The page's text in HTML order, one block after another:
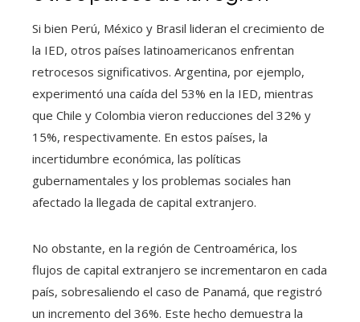
Si bien Perú, México y Brasil lideran el crecimiento de
la IED, otros países latinoamericanos enfrentan
retrocesos significativos. Argentina, por ejemplo,
experimentó una caída del 53% en la IED, mientras
que Chile y Colombia vieron reducciones del 32% y
15%, respectivamente. En estos países, la
incertidumbre económica, las políticas
gubernamentales y los problemas sociales han
afectado la llegada de capital extranjero.
No obstante, en la región de Centroamérica, los
flujos de capital extranjero se incrementaron en cada
país, sobresaliendo el caso de Panamá, que registró
un incremento del 36%. Este hecho demuestra la